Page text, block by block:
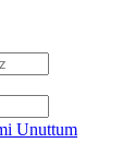
Unuttum